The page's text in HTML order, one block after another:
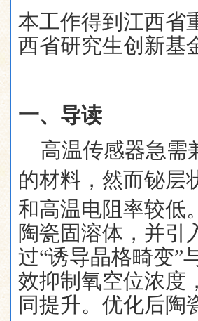
本工作得到江西省
西省研究生创新基
一、 导读
高温传感器急需
的材料，然而铋层
和高温电阻率较低
陶瓷固溶体，并引
过“诱导晶格畸变”
效抑制氧空位浓度
同提升。优化后陶